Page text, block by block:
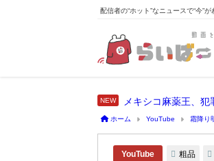
配信者の“ホット”なニュースで“今”が
メキシコ麻薬王、
ホーム YouTube 霜降り
YouTube 粗品